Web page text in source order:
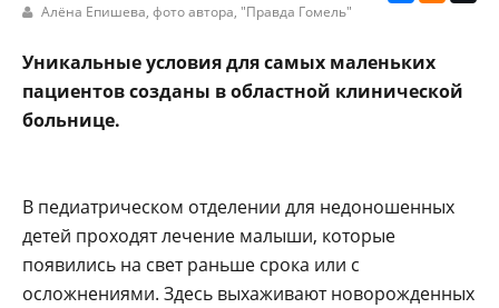
Алёна Епишева, фото автора, "Правда Гомель"
Уникальные условия для самых маленьких
пациентов созданы в областной клинической
больнице.
В педиатрическом отделении для недоношенных
детей проходят лечение малыши, которые
появились на свет раньше срока или с
осложнениями. Здесь выхаживают новорожденных